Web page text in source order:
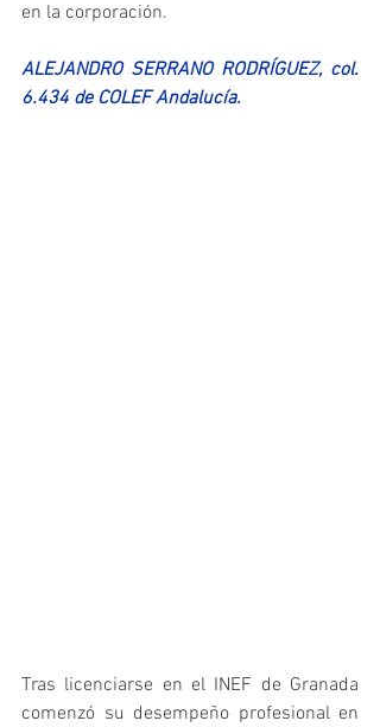
en la corporación.
ALEJANDRO SERRANO RODRÍGUEZ, col.
6.434 de COLEF Andalucía.
Tras licenciarse en el INEF de Granada
comenzó su desempeño profesional en